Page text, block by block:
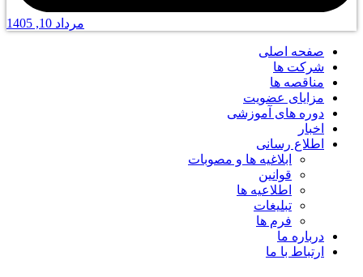
مرداد 10, 1405
صفحه اصلی
شرکت ها
مناقصه ها
مزایای عضویت
دوره های آموزشی
اخبار
اطلاع رسانی
ابلاغیه ها و مصوبات
قوانین
اطلاعیه ها
تبلیغات
فرم ها
درباره ما
ارتباط با ما